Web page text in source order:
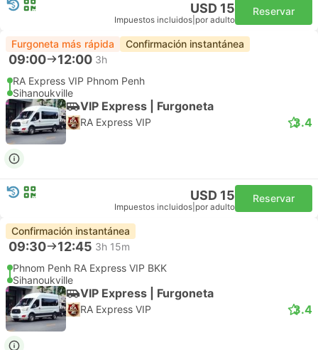
USD 15
Impuestos incluidos por adulto
Reservar
Furgoneta más rápida Confirmación instantánea
09:00 12:00 3h
RA Express VIP Phnom Penh
Sihanoukville
VIP Express | Furgoneta
RA Express VIP 3.4
USD 15
Impuestos incluidos por adulto
Reservar
Confirmación instantánea
09:30 12:45 3h 15m
Phnom Penh RA Express VIP BKK
Sihanoukville
VIP Express | Furgoneta
RA Express VIP 3.4